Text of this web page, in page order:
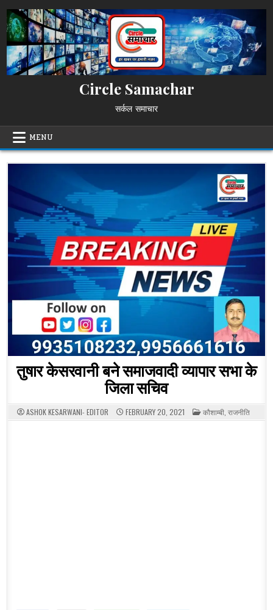
to
content
Circle Samachar
सर्कल समाचार
MENU
तुषार केसरवानी बने समाजवादी व्यापार सभा के
जिला सचिव
ASHOK KESARWANI- EDITOR FEBRUARY 20, 2021 POSTED
IN
कौशाम्बी राजनीति